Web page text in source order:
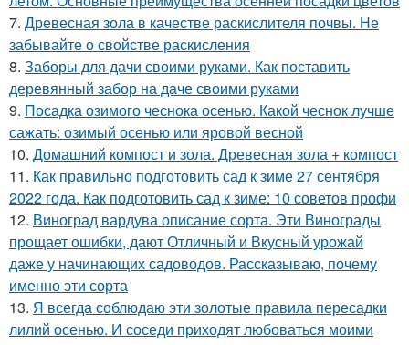
7. Древесная зола в качестве раскислителя почвы. Не
забывайте о свойстве раскисления
8. Заборы для дачи своими руками. Как поставить
деревянный забор на даче своими руками
9. Посадка озимого чеснока осенью. Какой чеснок лучше
сажать: озимый осенью или яровой весной
10. Домашний компост и зола. Древесная зола + компост
11. Как правильно подготовить сад к зиме 27 сентября
2022 года. Как подготовить сад к зиме: 10 советов профи
12. Виноград вардува описание сорта. Эти Винограды
прощает ошибки, дают Отличный и Вкусный урожай
даже у начинающих садоводов. Рассказываю, почему
именно эти сорта
13. Я всегда соблюдаю эти золотые правила пересадки
лилий осенью. И соседи приходят любоваться моими